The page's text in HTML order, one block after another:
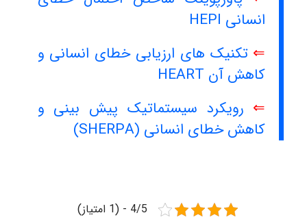
انسانی HEPI
⇐تکنیک های ارزیابی خطای انسانی و
کاهش آن HEART
⇐ رویکرد سیستماتیک پیش بینی و
کاهش خطای انسانی (SHERPA)
4/5 - (1 امتیاز)